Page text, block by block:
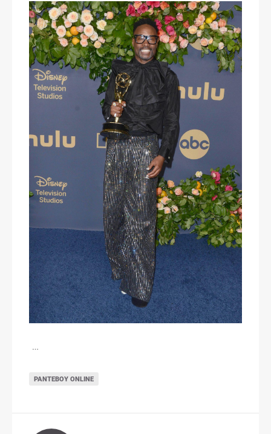
…
ΡΑΝΤΕΒΟΎ ONLINE